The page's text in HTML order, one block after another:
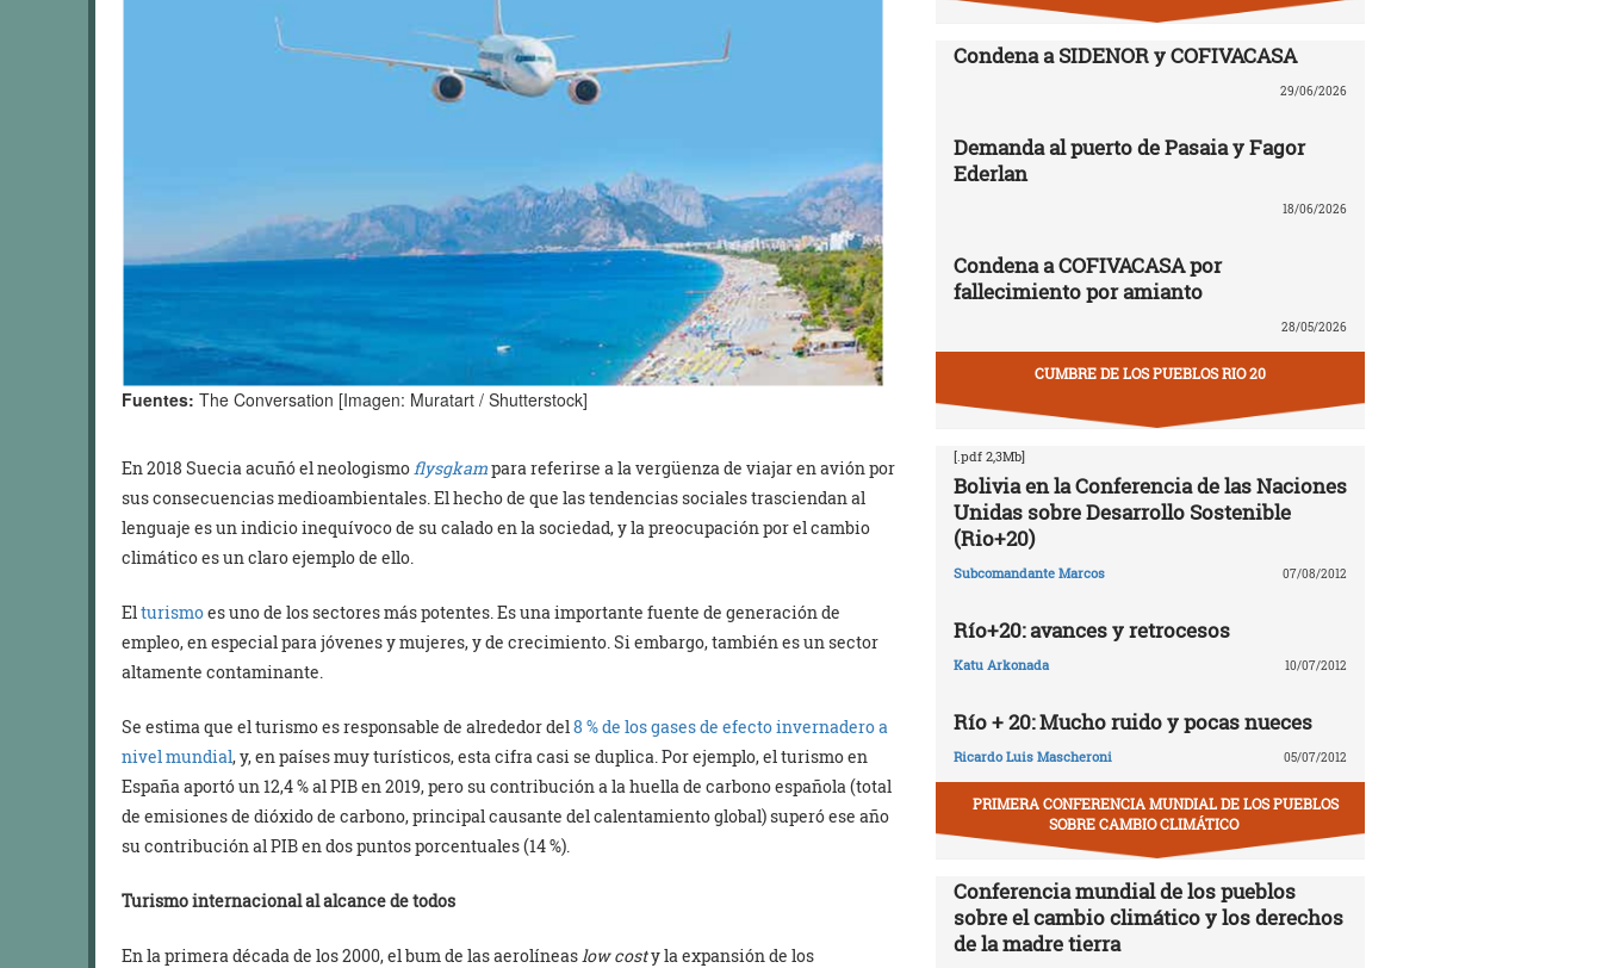
Fuentes: The Conversation [Imagen: Muratart / Shutterstock]
En 2018 Suecia acuñó el neologismo flysgkampara referirse a la vergüenza de viajar en avión por
sus consecuencias medioambientales. El hecho de que las tendencias sociales trasciendan al
lenguaje es un indicio inequívoco de su calado en la sociedad, y la preocupación por el cambio
climático es un claro ejemplo de ello.
El turismoes uno de los sectores más potentes. Es una importante fuente de generación de
empleo, en especial para jóvenes y mujeres, y de crecimiento. Si embargo, también es un sector
altamente contaminante.
Se estima que el turismo es responsable de alrededor del 8 % de los gases de efecto invernadero a
nivel mundial, y, en países muy turísticos, esta cifra casi se duplica. Por ejemplo, el turismo en
España aportó un 12,4 % al PIB en 2019, pero su contribución a la huella de carbono española (total
de emisiones de dióxido de carbono, principal causante del calentamiento global) superó ese año
su contribución al PIB en dos puntos porcentuales (14 %).
Turismo internacional al alcance de todos
En la primera década de los 2000, el bum de las aerolíneas low costy la expansión de los
Condena a SIDENOR y COFIVACASA
29/06/2026
Demanda al puerto de Pasaia y Fagor
Ederlan
18/06/2026
Condena a COFIVACASA por
fallecimiento por amianto
28/05/2026
CUMBRE DE LOS PUEBLOS RIO 20
[.pdf 2,3Mb]
Bolivia en la Conferencia de las Naciones
Unidas sobre Desarrollo Sostenible
(Rio+20)
Subcomandante Marcos 07/08/2012
Río+20: avances y retrocesos
Katu Arkonada 10/07/2012
Río + 20: Mucho ruido y pocas nueces
Ricardo Luis Mascheroni 05/07/2012
PRIMERA CONFERENCIA MUNDIAL DE LOS PUEBLOS
SOBRE CAMBIO CLIMÁTICO
Conferencia mundial de los pueblos
sobre el cambio climático y los derechos
de la madre tierra